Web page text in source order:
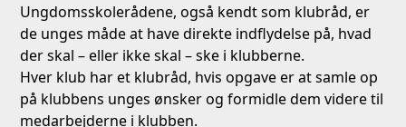
Ungdomsskolerådene, også kendt som klubråd, er
de unges måde at have direkte indflydelse på, hvad
der skal – eller ikke skal – ske i klubberne.
Hver klub har et klubråd, hvis opgave er at samle op
på klubbens unges ønsker og formidle dem videre til
medarbejderne i klubben.